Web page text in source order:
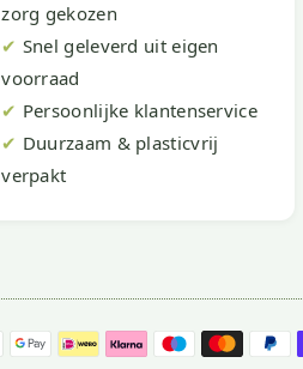
zorg gekozen
✔ Snel geleverd uit eigen
voorraad
✔ Persoonlijke klantenservice
✔ Duurzaam & plasticvrij
verpakt